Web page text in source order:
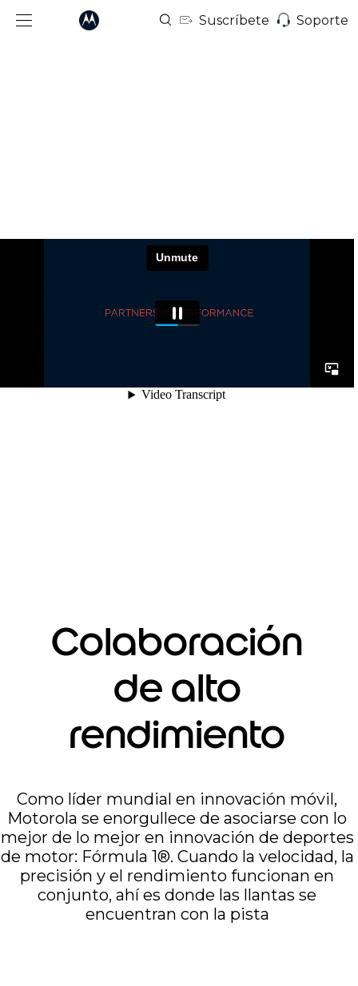
Suscríbete Soporte
Colaboración
de alto
rendimiento
Como líder mundial en innovación móvil,
Motorola se enorgullece de asociarse con lo
mejor de lo mejor en innovación de deportes
de motor: Fórmula 1®. Cuando la velocidad, la
precisión y el rendimiento funcionan en
conjunto, ahí es donde las llantas se
encuentran con la pista